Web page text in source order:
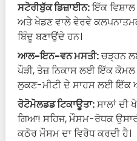
ਸਟੋਰੀਬੁੱਕ ਡਿਜ਼ਾਈਨ:ਇੱਕ ਵਿਸ਼ਾਲ
ਅਤੇ ਖੇਡਣ ਵਾਲੇ ਵੇਰਵੇ
ਬਿੰਦੂ ਬਣਾਉਂਦੇ ਹਨ।
ਆਲ-ਇਨ-ਵਨ ਮਸਤੀ:ਚੜ੍ਹਨ
ਪੌੜੀ, ਤੇਜ਼ ਨਿਕਾਸ ਲਈ ਇੱਕ
ਲੁਕਣ-ਮੀਟੀ ਦੇ ਸਾਹਸ ਲਈ ਇੱਕ
ਰੋਟੋਮੋਲਡਡ ਟਿਕਾਊਤਾ:ਸਾਲਾਂ ਦੀ
ਗਿਆ! ਸਹਿਜ, ਮੌਸਮ-ਰੋਧਕ
ਕਠੋਰ ਮੌਸਮ ਦਾ ਵਿਰੋਧ ਕਰਦੀ ਹੈ।